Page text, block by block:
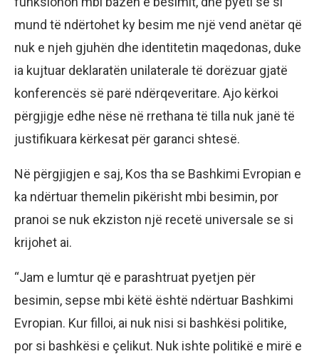
mund të ndërtohet ky besim me një vend anëtar që
nuk e njeh gjuhën dhe identitetin maqedonas, duke
ia kujtuar deklaratën unilaterale të dorëzuar gjatë
konferencës së parë ndërqeveritare. Ajo kërkoi
përgjigje edhe nëse në rrethana të tilla nuk janë të
justifikuara kërkesat për garanci shtesë.
Në përgjigjen e saj, Kos tha se Bashkimi Evropian e
ka ndërtuar themelin pikërisht mbi besimin, por
pranoi se nuk ekziston një recetë universale se si
krijohet ai.
“Jam e lumtur që e parashtruat pyetjen për
besimin, sepse mbi këtë është ndërtuar Bashkimi
Evropian. Kur filloi, ai nuk nisi si bashkësi politike,
por si bashkësi e çelikut. Nuk ishte politikë e mirë e